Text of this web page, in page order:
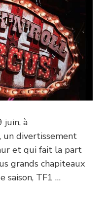
juin, à
un divertissement
et qui fait la part
grands chapiteaux
saison, TF1 …